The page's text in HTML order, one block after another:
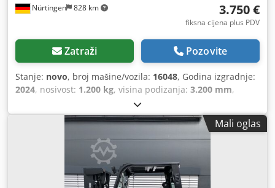
Nürtingen 828 km 3.750 €
fiksna cijena plus PDV
Zatraži Pozovite
Stanje: novo, broj mašine/vozila: 16048, Godina izgradnje:
2024, nosivost: 1.200 kg, visina podizanja: 3.200 mm,
, vrsta goriva:
jarbola:simpleks, građevinska visina:2.080 mm, napon
24 V, duljina vilica:1.150 mm, ukupna masa:576
Mali oglas